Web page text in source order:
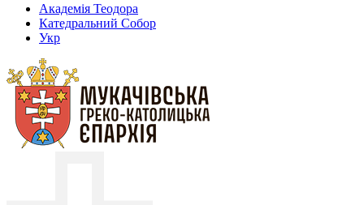
Академія Теодора
Катедральний Собор
Укр